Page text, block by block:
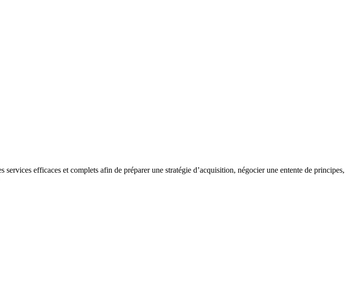
efficaces et complets afin de préparer une stratégie d’acquisition, négocier une entente de principes,